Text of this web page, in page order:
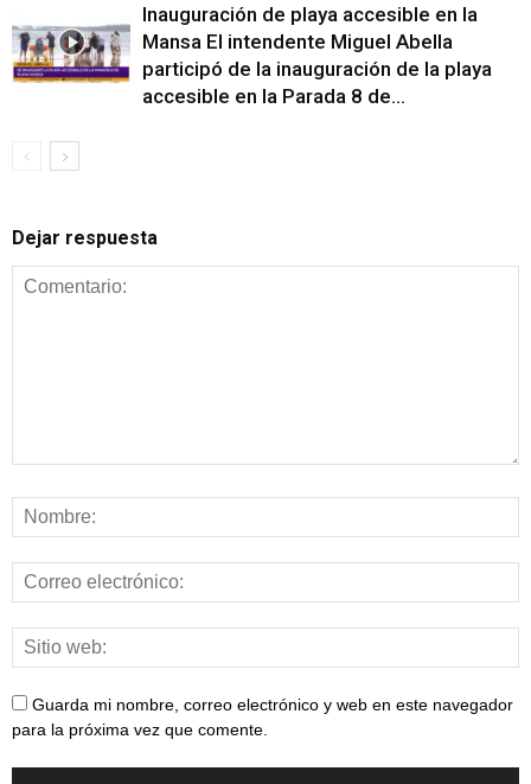
Inauguración de playa accesible en la
Mansa El intendente Miguel Abella
participó de la inauguración de la playa
accesible en la Parada 8 de...
Dejar respuesta
Guarda mi nombre, correo electrónico y web en este navegador
para la próxima vez que comente.